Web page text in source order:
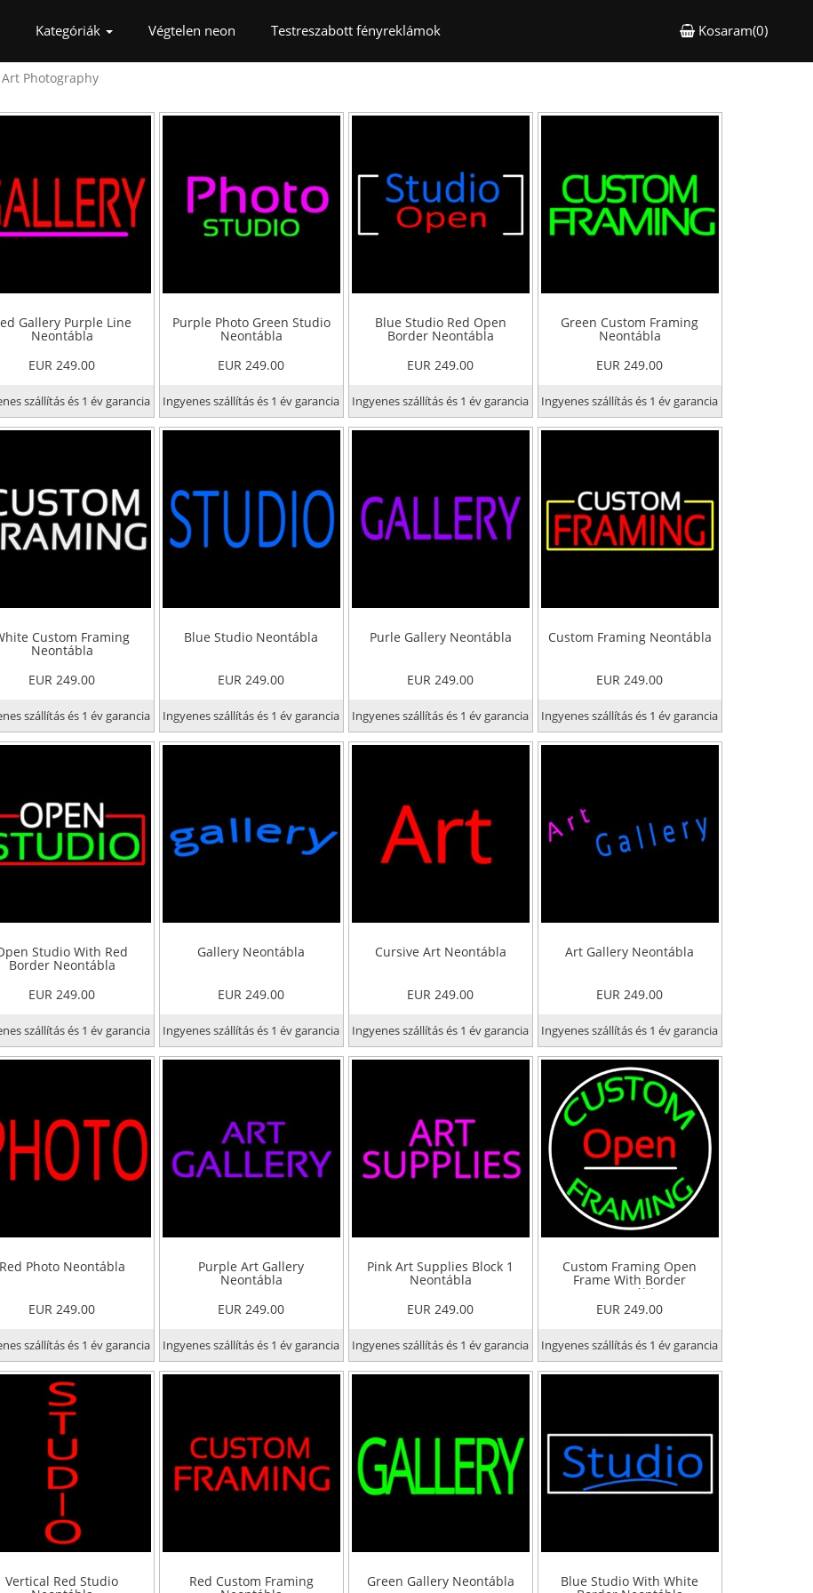
(current)Kategóriák Végtelen neon Testreszabott fényreklámok Kosaram(0)
Art Photography
Gallery Purple Line
Neontábla
EUR 249.00
szállítás és 1 év garancia
Purple Photo Green Studio
Neontábla
EUR 249.00
Ingyenes szállítás és 1 év garancia
Blue Studio Red Open
Border Neontábla
EUR 249.00
Ingyenes szállítás és 1 év garancia
Green Custom Framing
Neontábla
EUR 249.00
Ingyenes szállítás és 1 év garancia
Custom Framing
Neontábla
EUR 249.00
szállítás és 1 év garancia
Blue Studio Neontábla
EUR 249.00
Ingyenes szállítás és 1 év garancia
Purle Gallery Neontábla
EUR 249.00
Ingyenes szállítás és 1 év garancia
Custom Framing Neontábla
EUR 249.00
Ingyenes szállítás és 1 év garancia
Studio With Red
Border Neontábla
EUR 249.00
szállítás és 1 év garancia
Gallery Neontábla
EUR 249.00
Ingyenes szállítás és 1 év garancia
Cursive Art Neontábla
EUR 249.00
Ingyenes szállítás és 1 év garancia
Art Gallery Neontábla
EUR 249.00
Ingyenes szállítás és 1 év garancia
Red Photo Neontábla
EUR 249.00
szállítás és 1 év garancia
Purple Art Gallery
Neontábla
EUR 249.00
Ingyenes szállítás és 1 év garancia
Pink Art Supplies Block 1
Neontábla
EUR 249.00
Ingyenes szállítás és 1 év garancia
Custom Framing Open
Frame With Border
Neontábla
EUR 249.00
Ingyenes szállítás és 1 év garancia
Vertical Red Studio Red Custom Framing Green Gallery Neontábla Blue Studio With White